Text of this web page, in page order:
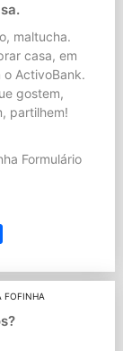
maltucha.
casa, em
ActivoBank.
gostem,
partilhem!
Formulário
FOFINHA